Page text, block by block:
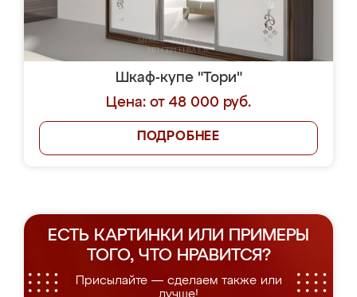
Шкаф-купе "Тори"
Цена: от 48 000 руб.
ПОДРОБНЕЕ
ЕСТЬ КАРТИНКИ ИЛИ ПРИМЕРЫ
ТОГО, ЧТО НРАВИТСЯ?
Присылайте — сделаем также или
лучше!